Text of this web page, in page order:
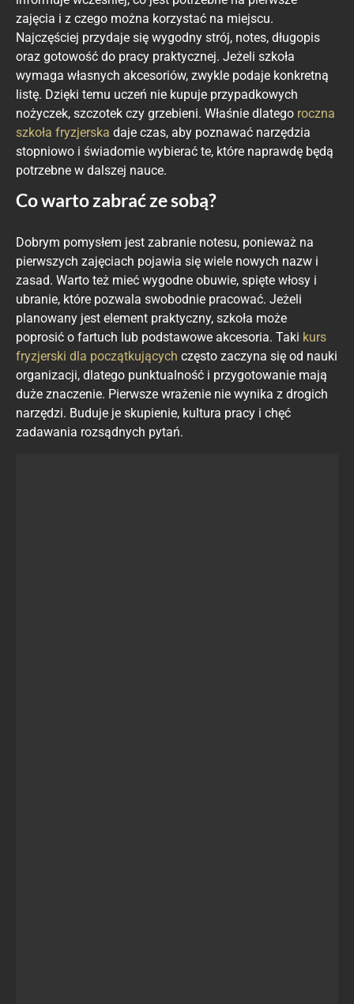
zajęcia i z czego można korzystać na miejscu.
Najczęściej przydaje się wygodny strój, notes, długopis
oraz gotowość do pracy praktycznej. Jeżeli szkoła
wymaga własnych akcesoriów, zwykle podaje konkretną
listę. Dzięki temu uczeń nie kupuje przypadkowych
nożyczek, szczotek czy grzebieni. Właśnie dlatego roczna
szkoła fryzjerska daje czas, aby poznawać narzędzia
stopniowo i świadomie wybierać te, które naprawdę będą
potrzebne w dalszej nauce.
Co warto zabrać ze sobą?
Dobrym pomysłem jest zabranie notesu, ponieważ na
pierwszych zajęciach pojawia się wiele nowych nazw i
zasad. Warto też mieć wygodne obuwie, spięte włosy i
ubranie, które pozwala swobodnie pracować. Jeżeli
planowany jest element praktyczny, szkoła może
poprosić o fartuch lub podstawowe akcesoria. Taki kurs
fryzjerski dla początkujących często zaczyna się od nauki
organizacji, dlatego punktualność i przygotowanie mają
duże znaczenie. Pierwsze wrażenie nie wynika z drogich
narzędzi. Buduje je skupienie, kultura pracy i chęć
zadawania rozsądnych pytań.